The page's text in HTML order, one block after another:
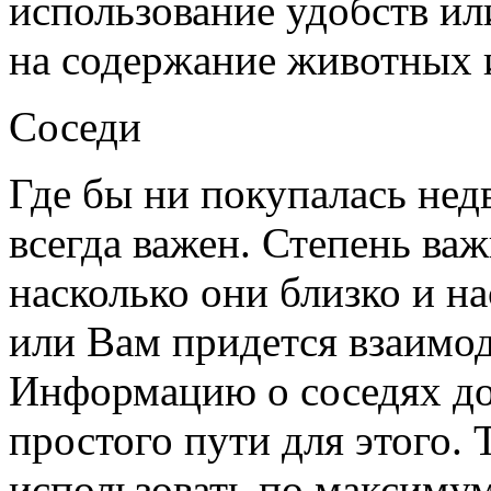
использование удобств
на содержание животных
Соседи
Где бы ни покупалась
всегда важен. Степень
насколько они близко и
или Вам придется
Информацию о соседях
простого пути для этого.